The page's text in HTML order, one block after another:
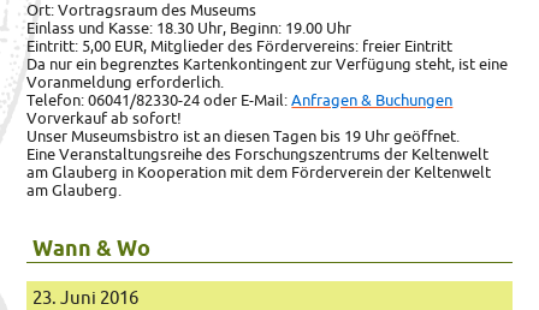
Ort: Vortragsraum des Museums
Einlass und Kasse: 18.30 Uhr, Beginn: 19.00 Uhr
Eintritt: 5,00 EUR, Mitglieder des Fördervereins: freier Eintritt
Da nur ein begrenztes Kartenkontingent zur Verfügung steht, ist eine
Voranmeldung erforderlich.
Telefon: 06041/82330-24 oder E-Mail:Anfragen & Buchungen
Vorverkauf ab sofort!
Unser Museumsbistro ist an diesen Tagen bis 19 Uhr geöffnet.
Eine Veranstaltungsreihe des Forschungszentrums der Keltenwelt
am Glauberg in Kooperation mit dem Förderverein der Keltenwelt
am Glauberg.
Wann & Wo
23. Juni 2016